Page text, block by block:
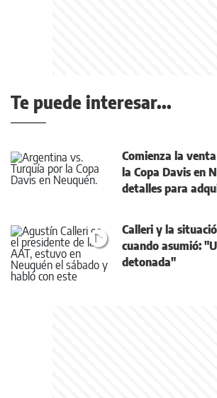
Te puede interesar...
Comienza la
la Copa Davis en
detalles para
Calleri y la
cuando asumió:
detonada"